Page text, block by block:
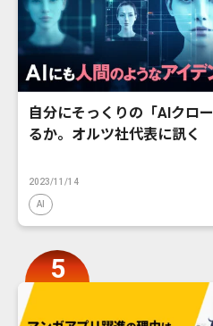
自分にそっくりの「AIクロ
るか。オルツ社代表に訊く
2023/11/14
AI